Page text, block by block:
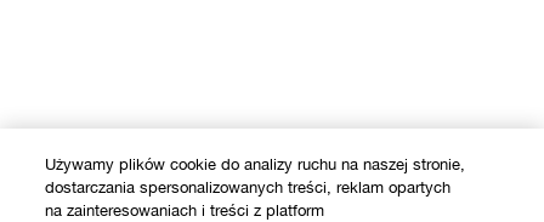
Używamy plików cookie do analizy ruchu na naszej stronie,
dostarczania spersonalizowanych treści, reklam opartych
na zainteresowaniach i treści z platform